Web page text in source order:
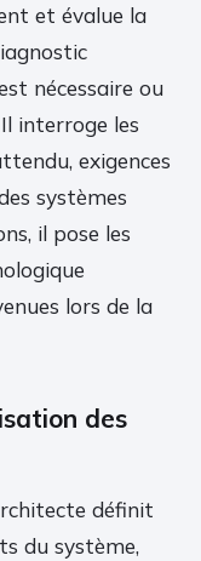
et évalue la
nécessaire ou
interroge les
exigences
systèmes
il pose les
lors de la
des
définit
du système,